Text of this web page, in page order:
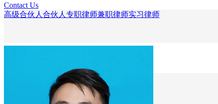
Contact Us
高级合伙人 合伙人 专职律师兼职律师实习律师